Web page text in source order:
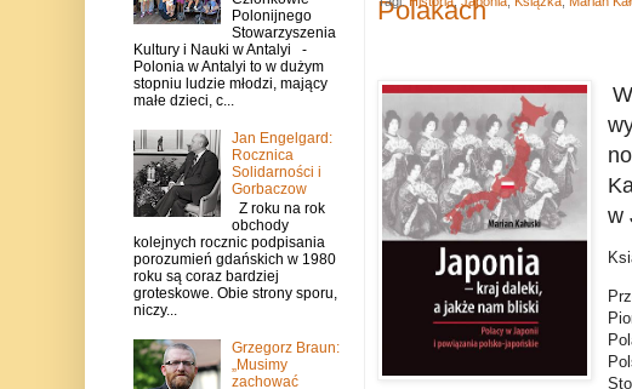
Polakach
w
Polonijnego
Stowarzyszenia
Kultury i Nauki w Antalyi -
Polonia w Antalyi to w dużym
stopniu ludzie młodzi, mający
małe dzieci, c...
Jan Engelgard:
Rocznica
Solidarności i
Gorbaczow
Z roku na rok
obchody
kolejnych rocznic podpisania
porozumień gdańskich w 1980
roku są coraz bardziej
groteskowe. Obie strony sporu,
niczy...
Grzegorz Braun:
„Musimy
zachować